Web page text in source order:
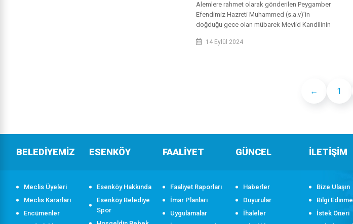
Alemlere rahmet olarak gönderilen Peygamber
Efendimiz Hazreti Muhammed (s.a.v)’in
doğduğu gece olan mübarek Mevlid Kandilinin
hayırlara vesile olmasını dileri...
14 Eylül 2024
← 1
BELEDİYEMİZ
Meclis Üyeleri
Meclis Kararları
Encümenler
ESENKÖY
Esenköy Hakkında
Esenköy Belediye
Spor
FAALİYET
Faaliyet Raporları
İmar Planları
Uygulamalar
GÜNCEL
Haberler
Duyurular
İhaleler
İLETİŞİM
Bize Ulaşın
Bilgi Edinme
İstek Öneri